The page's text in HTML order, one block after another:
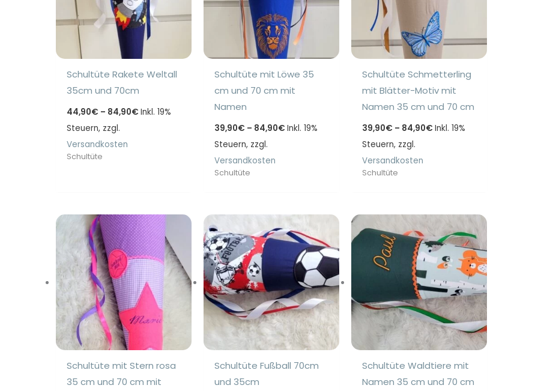
Schultüte Rakete Weltall
35cm und 70cm
44,90€ – 84,90€ Preisspanne:
44,90€
Inkl. 19%
Steuern, zzgl.
Versandkosten
Schultüte
Schultüte mit Löwe 35
cm und 70 cm mit
Namen
39,90€ – 84,90€Preisspanne:
39,90€
Inkl. 19%
Steuern, zzgl.
Versandkosten
Schultüte
Schultüte Schmetterling
mit Blätter-Motiv mit
Namen 35 cm und 70 cm
39,90€ – 84,90€Preisspanne:
39,90€
Inkl. 19%
Steuern, zzgl.
Versandkosten
Schultüte
Schultüte mit Stern rosa
35 cm und 70 cm mit
Schultüte Fußball 70cm
und 35cm
Schultüte Waldtiere mit
Namen 35 cm und 70 cm